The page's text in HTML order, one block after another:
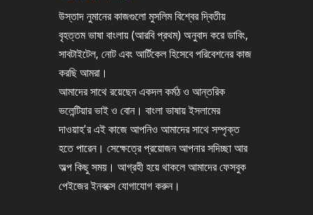
উস্তাদ নুমানের কাজগুলো মুসলিম বিশ্বের দ্বিতীয়
বৃহত্তম ভাষা বাংলায় (আরবি প্রথম) অনুবাদ করে ডাবিং,
সাবটাইটেল, নোট এবং আর্টিকেল হিসেবে পরিবেশনের কাজ
করছি আমরা।
আমাদের সাথে রয়েছেন একদল কর্মঠ ও আন্তরিক
ভলেন্টিয়ার ভাই ও বোন। বাংলা ভাষায় ইসলামের
দাওয়াহ'র এই কাজে আপনিও আমাদের সাথে সম্পৃক্ত
হতে পারেন। সেক্ষেত্রে প্রয়োজন আপনার সদিচ্ছা আর
অল্প কিছু সময়। আগ্রহী হয়ে থাকলে আমাদের ফেসবুক
পেইজের ইনবক্সে যোগাযোগ করুন।